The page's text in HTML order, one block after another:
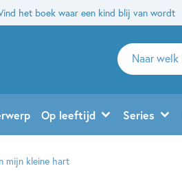
het boek waar een kind blij van wordt
Zoeken
naar
en
uitgevers
Op leeftijd Series
mijn kleine hart